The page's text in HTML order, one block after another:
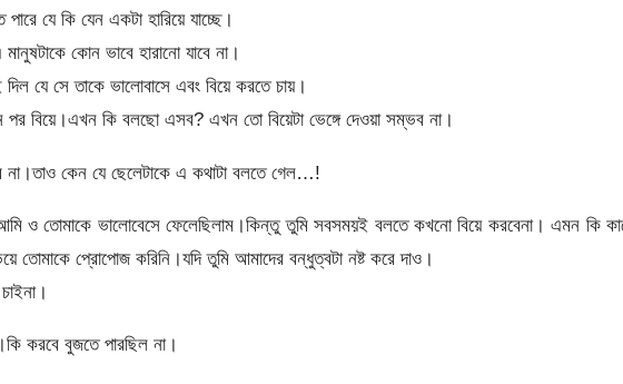
যে কি যেন একটা হারিয়ে যাচ্ছে।
কোন ভাবে হারানো যাবে না।
যে সে তাকে ভালোবাসে এবং বিয়ে করতে চায়।
বিয়ে।এখন কি বলছো এসব? এখন তো বিয়েটা ভেঙ্গে দেওয়া সম্ভব না।
না।তাও কেন যে ছেলেটাকে এ কথাটা বলতে গেল…!
ও তোমাকে ভালোবেসে ফেলেছিলাম।কিন্তু তুমি সবসময়ই বলতে কখনো বিয়ে করবেনা। এমন কি
তোমাকে প্রোপোজ করিনি।যদি তুমি আমাদের বন্ধুত্বটা নষ্ট করে দাও।
করবে বুজতে পারছিল না।